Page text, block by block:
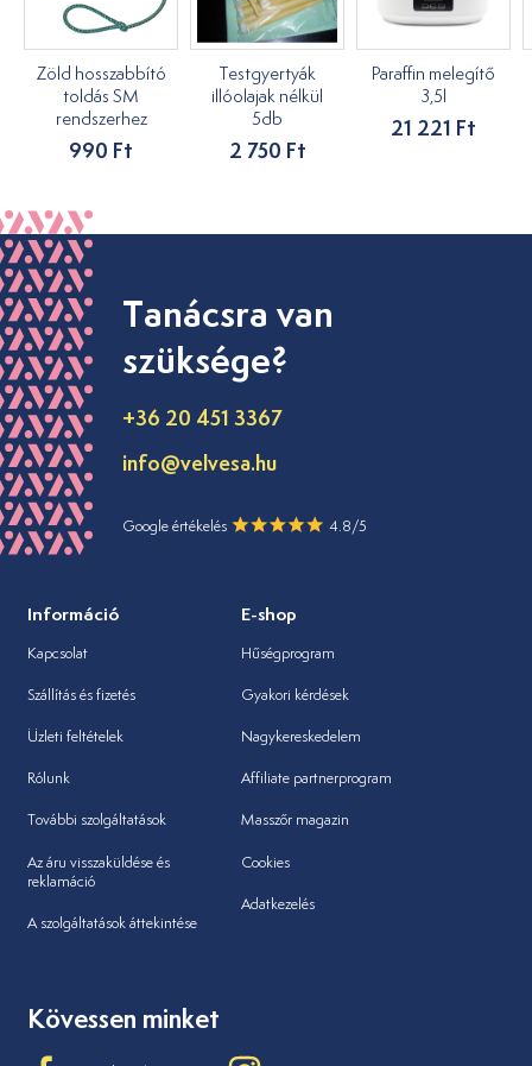
Zöld hosszabbító
toldás SM
rendszerhez
990 Ft
Testgyertyák
illóolajak nélkül
5db
2 750 Ft
Paraffin melegítő
3,5l
21 221 Ft
Tanácsra van
szüksége?
+36 20 451 3367
info@velvesa.hu
Google értékelés 4.8/5
Információ
Kapcsolat
Szállítás és fizetés
Üzleti feltételek
Rólunk
További szolgáltatások
Az áru visszaküldése és
reklamáció
A szolgáltatások áttekintése
E-shop
Hűségprogram
Gyakori kérdések
Nagykereskedelem
Affiliate partnerprogram
Masszőr magazin
Cookies
Adatkezelés
Kövessen minket